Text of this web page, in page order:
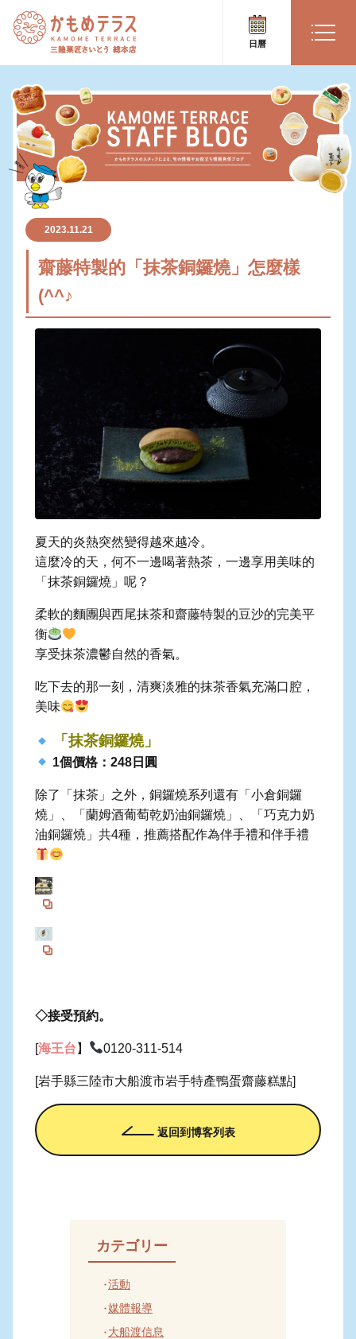
日曆
2023.11.21
齋藤特製的「抹茶銅鑼燒」怎麼樣
(^^♪
夏天的炎熱突然變得越來越冷。
這麼冷的天，何不一邊喝著熱茶，一邊享用美味的
「抹茶銅鑼燒」呢？
柔軟的麵團與西尾抹茶和齋藤特製的豆沙的完美平
衡
享受抹茶濃鬱自然的香氣。
吃下去的那一刻，清爽淡雅的抹茶香氣充滿口腔，
美味
「抹茶銅鑼燒」
1個價格：248日圓
除了「抹茶」之外，銅鑼燒系列還有「小倉銅鑼
燒」、「蘭姆酒葡萄乾奶油銅鑼燒」、「巧克力奶
油銅鑼燒」共4種，推薦搭配作為伴手禮和伴手禮
◇接受預約。
[海王台 】 0120-311-514
[岩手縣三陸市大船渡市岩手特產鴨蛋齋藤糕點]
返回到博客列表
カテゴリー
活動
媒體報導
大船渡信息